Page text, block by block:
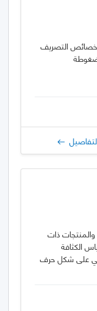
خصائص التصريف
والمنتجات ذات
الكثافة
على شكل حرف